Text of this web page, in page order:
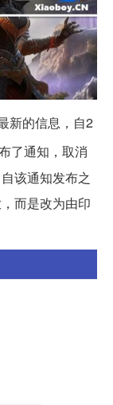
新的信息，自2
了通知，取消
该通知发布之
而是改为由印